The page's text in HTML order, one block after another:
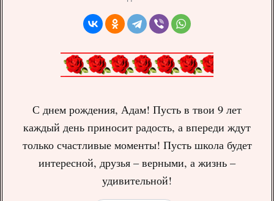
С днем рождения, Адам! Пусть в твои 9 лет
каждый день приносит радость, а впереди ждут
только счастливые моменты! Пусть школа будет
интересной, друзья – верными, а жизнь –
удивительной!